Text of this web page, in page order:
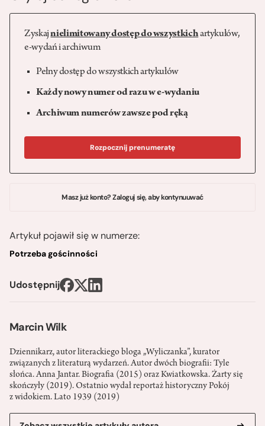
Marcin Wilk
Dziennikarz, autor literackiego bloga „Wyliczanka”, kurator
związanych z literaturą wydarzeń. Autor dwóch biografii: Tyle
słońca. Anna Jantar. Biografia (2015) oraz Kwiatkowska. Żarty się
skończyły (2019). Ostatnio wydał reportaż historyczny Pokój
z widokiem. Lato 1939 (2019)
Zyskajnielimitowany dostęp do wszystkichartykułów,
e-wydań i archiwum
Pełny dostęp do wszystkich artykułów
Każdy nowy numer od razu w e-wydaniu
Archiwum numerów zawsze pod ręką
Rozpocznij prenumeratę
Masz już konto? Zaloguj się, aby kontynuuwać
Artykuł pojawił się w numerze:
Potrzeba gościnności
Udostępnij